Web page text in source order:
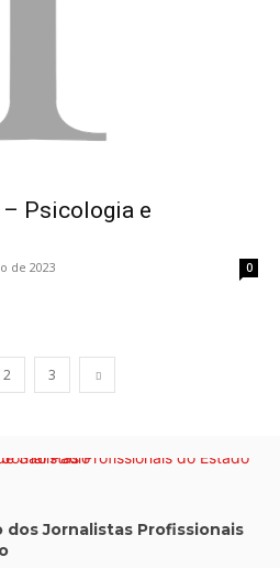
Psicologia e
de 2023 0
2 3
Jornalistas Profissionais